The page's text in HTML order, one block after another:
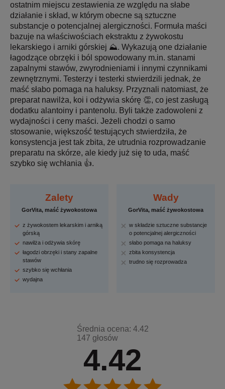
ostatnim miejscu zestawienia ze względu na słabe
działanie i skład, w którym obecne są sztuczne
substancje o potencjalnej alergiczności. Formuła maści
bazuje na właściwościach ekstraktu z żywokostu
lekarskiego i arniki górskiej ⛰. Wykazują one działanie
łagodzące obrzęki i ból spowodowany m.in. stanami
zapalnymi stawów, zwyrodnieniami i innymi czynnikami
zewnętrznymi. Testerzy i testerki stwierdzili jednak, że
maść słabo pomaga na haluksy. Przyznali natomiast, że
preparat nawilża, koi i odżywia skórę 👏, co jest zasługą
dodatku alantoiny i pantenolu. Byli także zadowoleni z
wydajności i ceny maści. Jeżeli chodzi o samo
stosowanie, większość testujących stwierdziła, że
konsystencja jest tak zbita, że utrudnia rozprowadzanie
preparatu na skórze, ale kiedy już się to uda, maść
szybko się wchłania 👍.
Zalety
GorVita, maść żywokostowa
z żywokostem lekarskim i arniką
górską
nawilża i odżywia skórę
łagodzi obrzęki i stany zapalne
stawów
szybko się wchłania
wydajna
Wady
GorVita, maść żywokostowa
w składzie sztuczne substancje
o potencjalnej alergiczności
słabo pomaga na haluksy
zbita konsystencja
trudno się rozprowadza
4.42
Średnia ocena: 4.42
147 głosów